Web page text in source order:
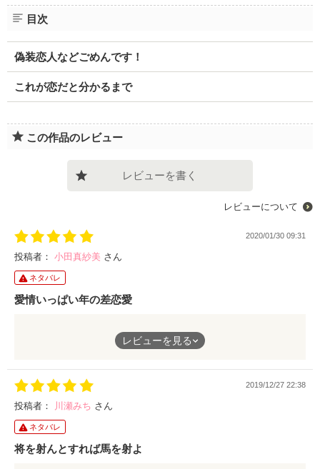
目次
偽装恋人などごめんです！
これが恋だと分かるまで
この作品のレビュー
レビューを書く
レビューについて
2020/01/30 09:31
投稿者： 小田真紗美 さん
ネタバレ
愛情いっぱい年の差恋愛
姉の結婚式で再会した幼馴染の佑さん。
イケメン御曹司の佑さんから見合いを断る口実として偽造恋人を
りなくてヘタレていて、野乃ちゃんも断るに断れなくなってしま
う。
造恋人の振りが重くなってしまうけど、どこか浮かれて楽しそう
な佑さん。
レビューを見る
2019/12/27 22:38
投稿者： 川瀬みち さん
ネタバレ
将を射んとすれば馬を射よ